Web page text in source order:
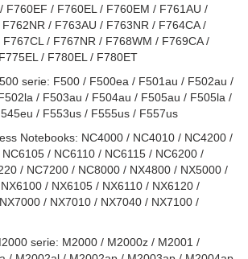
F760EF / F760EL / F760EM / F761AU /
/ F763AU / F763NR / F764CA /
/ F767NR / F768WM / F769CA /
/ F780EL / F780ET
serie: F500 / F500ea / F501au / F502au /
/ F503au / F504au / F505au / F505la /
/ F553us / F555us / F557us
Notebooks: NC4000 / NC4010 / NC4200 /
/ NC6110 / NC6115 / NC6200 /
/ NC7200 / NC8000 / NX4800 / NX5000 /
/ NX6105 / NX6110 / NX6120 /
/ NX7010 / NX7040 / NX7100 /
serie: M2000 / M2000z / M2001 /